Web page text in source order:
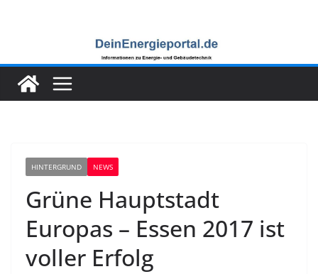
HINTERGRUND NEWS
Grüne Hauptstadt
Europas – Essen 2017 ist
voller Erfolg